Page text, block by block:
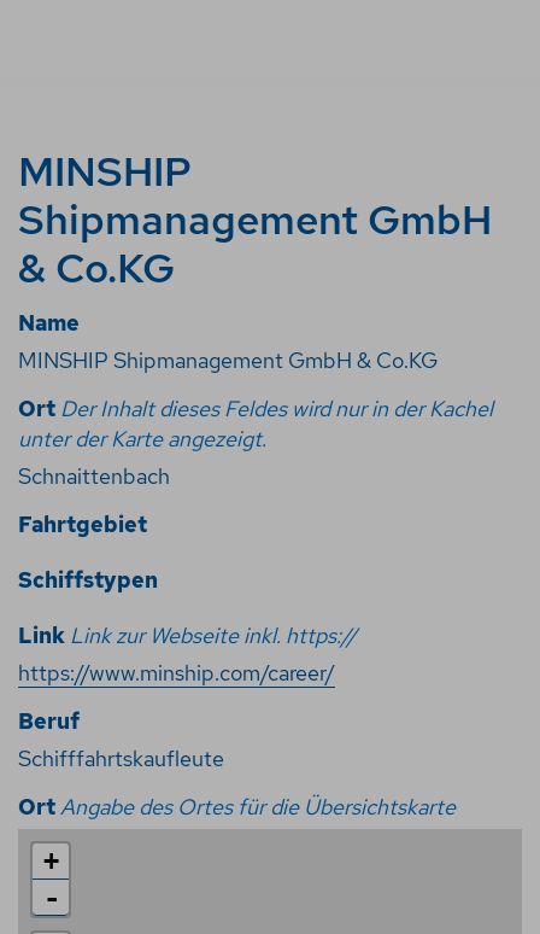
MINSHIP
Shipmanagement GmbH
& Co.KG
Name
MINSHIP Shipmanagement GmbH & Co.KG
Ort Der Inhalt dieses Feldes wird nur in der Kachel
unter der Karte angezeigt.
Schnaittenbach
Fahrtgebiet
Schiffstypen
Link Link zur Webseite inkl. https://
https://www.minship.com/career/
Beruf
Schifffahrtskaufleute
Ort Angabe des Ortes für die Übersichtskarte
+
-